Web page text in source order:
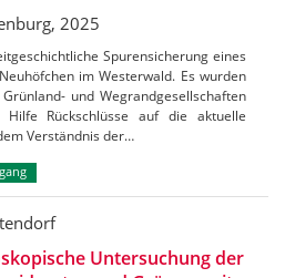
2025
Spurensicherung eines
im Westerwald. Es wurden
und Wegrandgesellschaften
Rückschlüsse auf die aktuelle
Verständnis der…
Untersuchung der